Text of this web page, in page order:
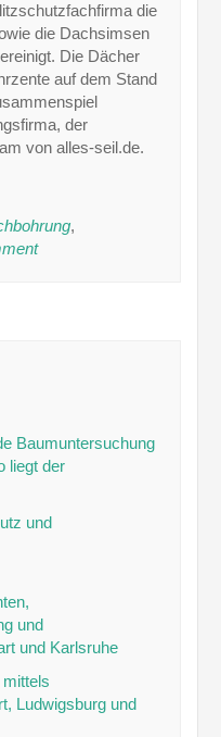
die
die Dachsimsen
Die Dächer
auf dem Stand
der
von alles-seil.de.
,
Baumuntersuchung
liegt der
und
und
und Karlsruhe
Ludwigsburg und